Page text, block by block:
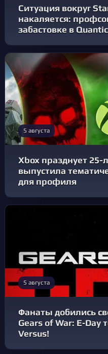
Ситуация вокруг
накаляется:
забастовке в
5 августа
Xbox празднует
выпустила
для профиля
5 августа
Фанаты добились
Gears of War: E‑Day
Versus!